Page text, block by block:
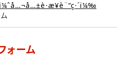
ォーム